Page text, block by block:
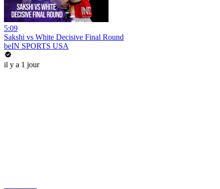
5:09
Sakshi vs White Decisive Final Round
beIN SPORTS USA
il y a 1 jour